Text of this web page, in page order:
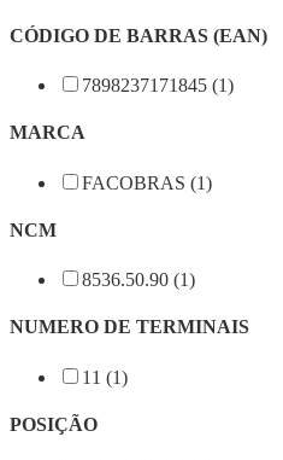
CÓDIGO DE BARRAS (EAN)
7898237171845 (1)
MARCA
FACOBRAS (1)
NCM
8536.50.90 (1)
NUMERO DE TERMINAIS
11 (1)
POSIÇÃO